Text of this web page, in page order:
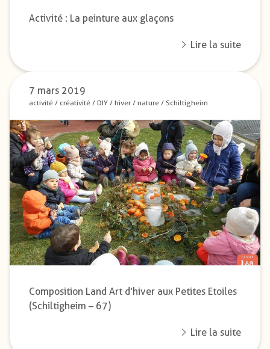
Activité : La peinture aux glaçons
Lire la suite
7 mars 2019
activité / créativité / DIY / hiver / nature / Schiltigheim
Composition Land Art d’hiver aux Petites Etoiles
(Schiltigheim – 67)
Lire la suite